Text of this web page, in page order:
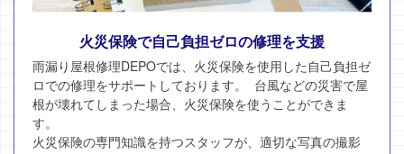
火災保険で自己負担ゼロの修理を支援
雨漏り屋根修理DEPOでは、火災保険を使用した自己負担ゼ
ロでの修理をサポートしております。 台風などの災害で屋
根が壊れてしまった場合、火災保険を使うことができま
す。
火災保険の専門知識を持つスタッフが、適切な写真の撮影